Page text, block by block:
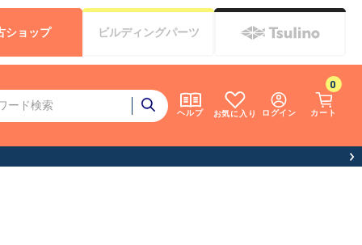
ヘルプ お気に入り ログイン カート
0
ショップ ビルディングパーツ